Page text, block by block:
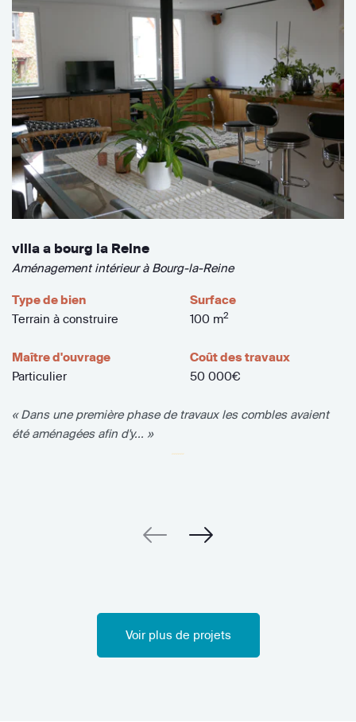
villa a bourg la Reine
Aménagement intérieur à Bourg-la-Reine
Type de bien
Terrain à construire
Surface
100 m2
Maître d'ouvrage
Particulier
Coût des travaux
50 000€
« Dans une première phase de travaux les combles avaient
été aménagées afin d'y... »
Voir plus de projets